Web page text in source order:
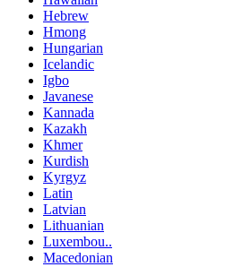
Hebrew
Hmong
Hungarian
Icelandic
Igbo
Javanese
Kannada
Kazakh
Khmer
Kurdish
Kyrgyz
Latin
Latvian
Lithuanian
Luxembou..
Macedonian